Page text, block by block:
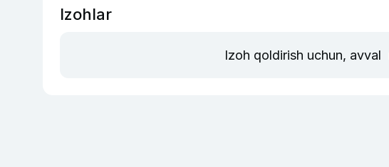
Izohlar
Izoh qoldirish uchun, avval